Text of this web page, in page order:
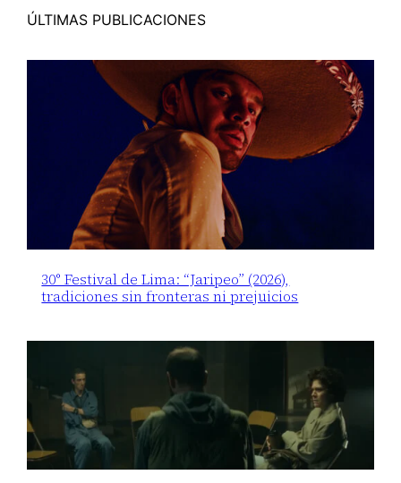
ÚLTIMAS PUBLICACIONES
30° Festival de Lima: “Jaripeo” (2026),
tradiciones sin fronteras ni prejuicios